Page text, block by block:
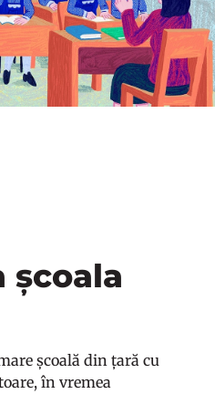
școala
școală din țară cu
în vremea